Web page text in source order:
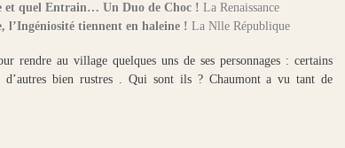
et quel Entrain… Un Duo de Choc ! La Renaissance
l’Ingéniosité tiennent en haleine ! La Nlle République
rendre au village quelques uns de ses personnages : certains
d’autres bien rustres . Qui sont ils ? Chaumont a vu tant de